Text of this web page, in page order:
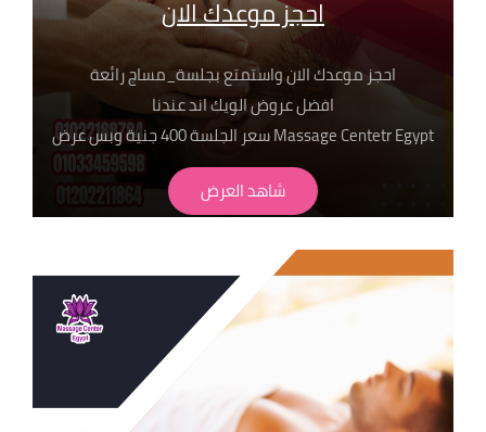
احجز موعدك الان
احجز موعدك الان واستمتع بجلسة_مساج رائعة
افضل عروض الويك اند عندنا
Massage Centetr Egypt سعر الجلسة 400 جنية وبس عرض
لفترة محدودة
وعلشان تختار جلستك عندنا يبقا لازم تعرف اهم ما يميزنا
شاهد العرض